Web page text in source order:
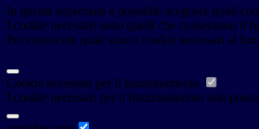
In questa schermata è possibile scegliere quali
I cookie necessari sono quelli che consentono il
Per conoscere quali sono i cookie necessari al
Cookie necessari per il funzionamento
I cookie necessari per il funzionamento non